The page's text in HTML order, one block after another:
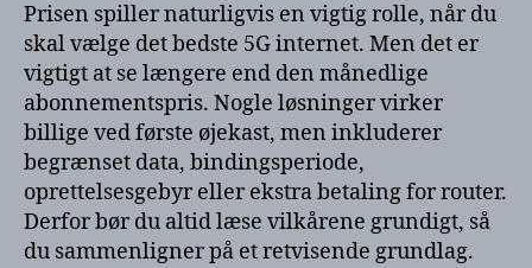
Prisen spiller naturligvis en vigtig rolle, når du
skal vælge det bedste 5G internet. Men det er
vigtigt at se længere end den månedlige
abonnementspris. Nogle løsninger virker
billige ved første øjekast, men inkluderer
begrænset data, bindingsperiode,
oprettelsesgebyr eller ekstra betaling for router.
Derfor bør du altid læse vilkårene grundigt, så
du sammenligner på et retvisende grundlag.